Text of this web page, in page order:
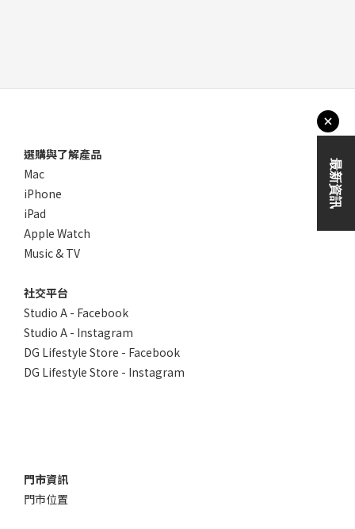
選購與了解產品
Mac
iPhone
iPad
Apple Watch
Music & TV
社交平台
Studio A - Facebook
Studio A - Instagram
DG Lifestyle Store - Facebook
DG Lifestyle Store - Instagram
門市資訊
門市位置